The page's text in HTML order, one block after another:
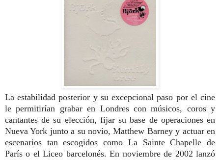
La estabilidad posterior y su excepcional paso por el cine
le permitirían grabar en Londres con músicos, coros y
cantantes de su elección, fijar su base de operaciones en
Nueva York junto a su novio, Matthew Barney y actuar en
escenarios tan escogidos como La Sainte Chapelle de
París o el Liceo barcelonés. En noviembre de 2002 lanzó